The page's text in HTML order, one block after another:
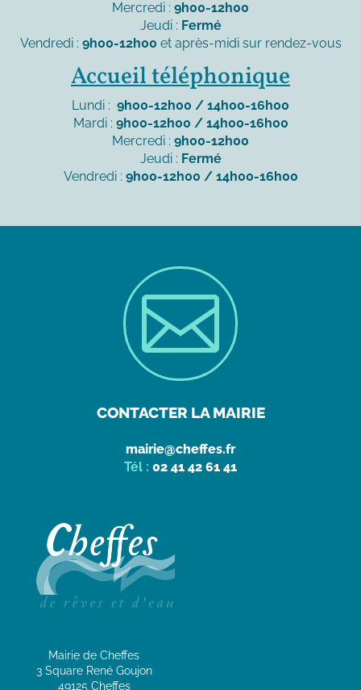
Mercredi : 9h00-12h00
Jeudi : Fermé
Vendredi : 9h00-12h00 et après-midi sur rendez-vous
Accueil téléphonique
Lundi : 9h00-12h00 / 14h00-16h00
Mardi : 9h00-12h00 / 14h00-16h00
Mercredi : 9h00-12h00
Jeudi : Fermé
Vendredi : 9h00-12h00 / 14h00-16h00

CONTACTER LA MAIRIE
mairie@cheffes.fr
Tél : 02 41 42 61 41
Mairie de Cheffes
3 Square René Goujon
49125 Cheffes